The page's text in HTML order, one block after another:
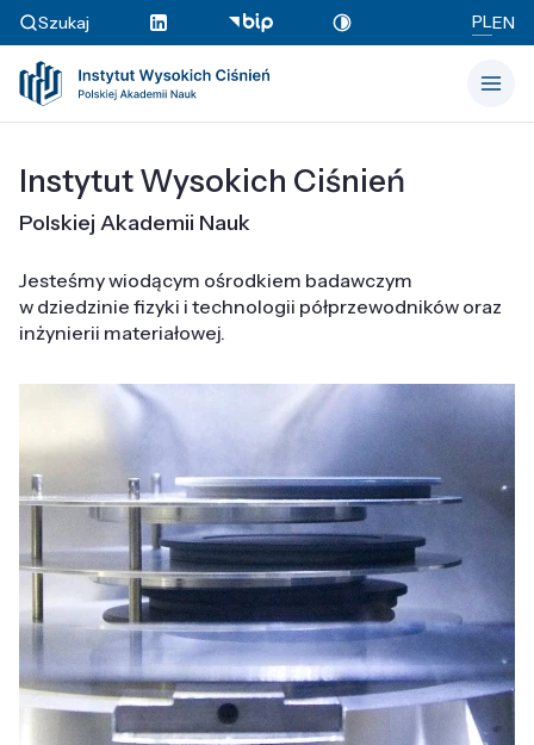
Szukaj PLEN
Instytut Wysokich Ciśnień
Polskiej Akademii Nauk
Jesteśmy wiodącym ośrodkiem badawczym
w dziedzinie fizyki i technologii półprzewodników oraz
inżynierii materiałowej.